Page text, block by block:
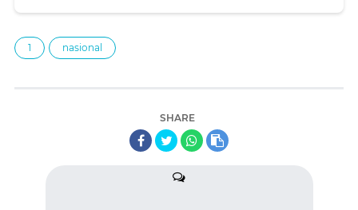
1 nasional
SHARE